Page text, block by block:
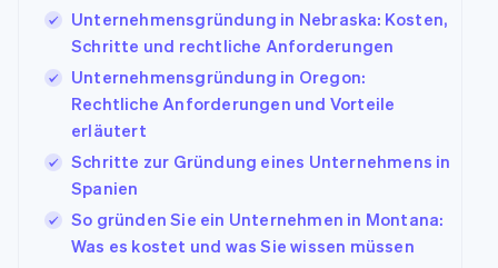
Unternehmensgründung in Nebraska: Kosten,
Schritte und rechtliche Anforderungen
Unternehmensgründung in Oregon:
Rechtliche Anforderungen und Vorteile
erläutert
Schritte zur Gründung eines Unternehmens in
Spanien
So gründen Sie ein Unternehmen in Montana:
Was es kostet und was Sie wissen müssen